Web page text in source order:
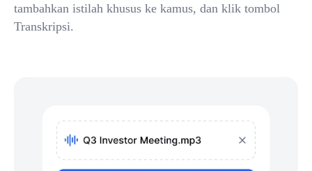
tambahkan istilah khusus ke kamus, dan klik tombol
Transkripsi.